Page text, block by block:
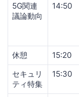
5G関連
議論動向
14:50
休憩 15:20
セキュリ
ティ特集
15:30